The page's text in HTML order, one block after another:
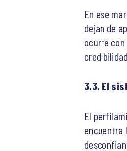
En ese
dejan de
ocurre
3.3. El
El
encuentra